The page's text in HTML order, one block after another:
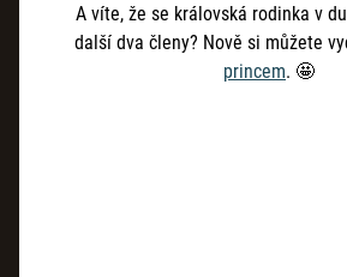
A víte, že se královská rodinka v
další dva členy? Nově si můžete
princem. 🤩